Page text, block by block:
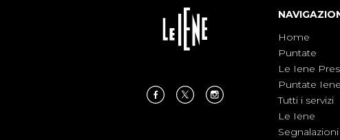
Home
Puntate
Le Iene
Puntate
Tutti i servizi
Le Iene
Segnalazioni